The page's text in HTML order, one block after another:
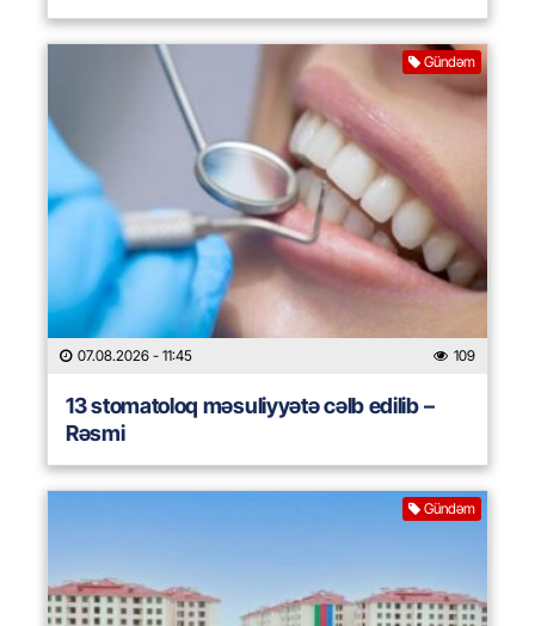
Gündəm
07.08.2026 - 11:45 109
13 stomatoloq məsuliyyətə cəlb edilib –
Rəsmi
Gündəm